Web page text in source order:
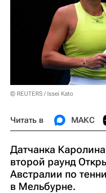
© REUTERS / Issei Kato
Читать в МАКС
Датчанка
второй раунд
Австралии по
в Мельбурне.